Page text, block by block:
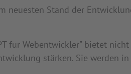
neuesten Stand der
für Webentwickler" bietet
stärken. Sie werden